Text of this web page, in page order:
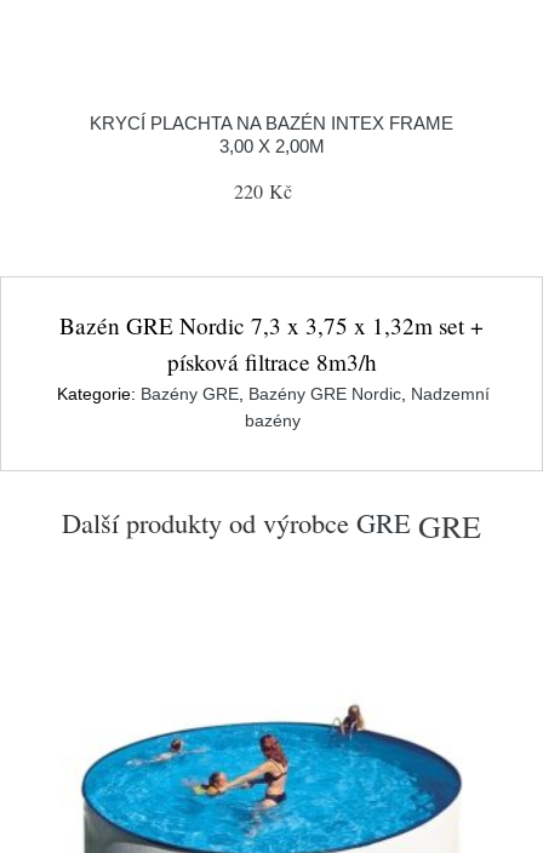
KRYCÍ PLACHTA NA BAZÉN INTEX FRAME
3,00 X 2,00M
220 Kč
Bazén GRE Nordic 7,3 x 3,75 x 1,32m set +
písková filtrace 8m3/h
Kategorie: Bazény GRE, Bazény GRE Nordic, Nadzemní
bazény
Další produkty od výrobce GRE GRE